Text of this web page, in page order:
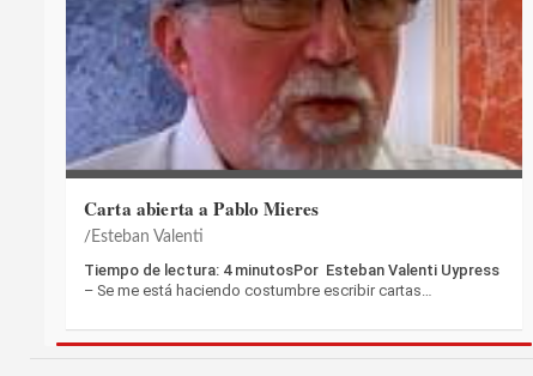
Carta abierta a Pablo Mieres
Esteban Valenti
Tiempo de lectura: 4 minutosPor Esteban Valenti Uypress
– Se me está haciendo costumbre escribir cartas…